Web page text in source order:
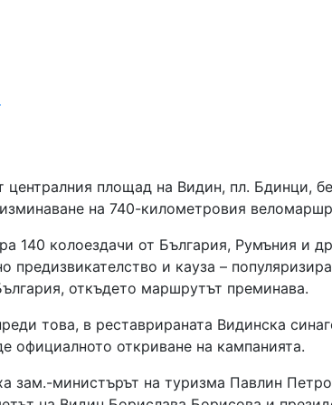
централния площад на Видин, пл. Бдинци,
на 740-километровия
140 колоездачи от България, Румъния и
предизвикателство и кауза –
откъдето маршрутът преминава.
това, в реставрираната Видинска
официалното откриване на кампанията.
зам.-министърът на туризма Павлин